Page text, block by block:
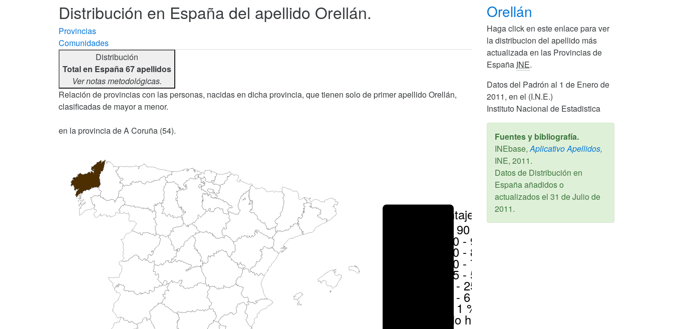
Distribución en España del apellido Orellán.
Provincias
Comunidades
Distribución
Total en España 67 apellidos
Ver notas metodológicas.
Relación de provincias con las personas, nacidas en dicha provincia, que tienen solo de primer apellido Orellán,
clasificadas de mayor a menor.
en la provincia de A Coruña (54).
Porcentajes
> 90 %
80 - 90 %
70 - 80 %
50 - 70 %
25 - 50 %
6 - 25 %
1 - 6 %
< 1 %
No hay
Orellán
Haga click en este enlace para ver
la distribucion del apellido más
actualizada en las Provincias de
España INE.
Datos del Padrón al 1 de Enero de
2011, en el (I.N.E.)
Instituto Nacional de Estadistica
Fuentes y bibliografía.
INEbase,Aplicativo Apellidos,
INE, 2011.
Datos de Distribución en
España añadidos o
actualizados el 31 de Julio de
2011.